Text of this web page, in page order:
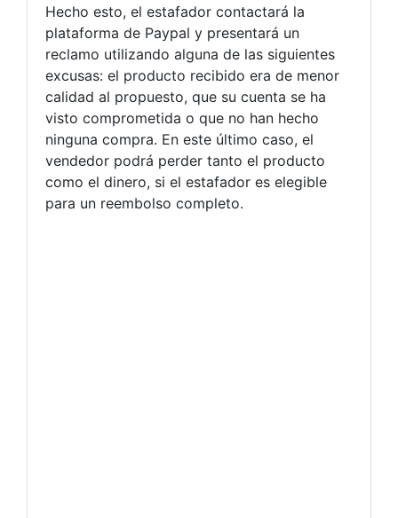
Hecho esto, el estafador contactará la
plataforma de Paypal y presentará un
reclamo utilizando alguna de las siguientes
excusas: el producto recibido era de menor
calidad al propuesto, que su cuenta se ha
visto comprometida o que no han hecho
ninguna compra. En este último caso, el
vendedor podrá perder tanto el producto
como el dinero, si el estafador es elegible
para un reembolso completo.